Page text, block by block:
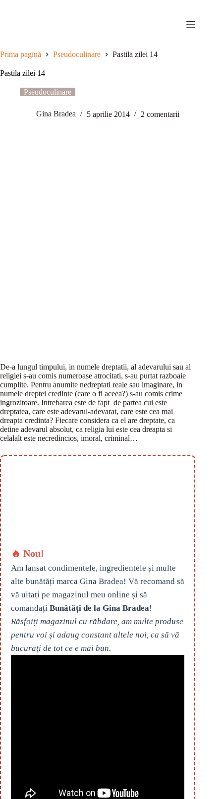
Prima pagină Pseudoculinare Pastila zilei 14
Pastila zilei 14
Pseudoculinare
Gina Bradea 5 aprilie 2014 2 comentarii
De-a lungul timpului, in numele dreptatii, al adevarului sau al
religiei s-au comis numeroase atrocitati, s-au purtat razboaie
cumplite. Pentru anumite nedreptati reale sau imaginare, in
numele dreptei credinte (care o fi aceea?) s-au comis crime
ingrozitoare. Intrebarea este de fapt de partea cui este
dreptatea, care este adevarul-adevarat, care este cea mai
dreapta credinta? Fiecare considera ca el are dreptate, ca
detine adevarul absolut, ca religia lui este cea dreapta si
celalalt este necredincios, imoral, criminal…
🔥 Nou!
Am lansat condimentele, ingredientele și multe
alte bunătăți marca Gina Bradea! Vă recomand să
vă uitați pe magazinul meu online și să
comandați Bunătăți de la Gina Bradea!
Răsfoiți magazinul cu răbdare, am multe produse
pentru voi și adaug constant altele noi, ca să vă
bucurați de tot ce e mai bun.